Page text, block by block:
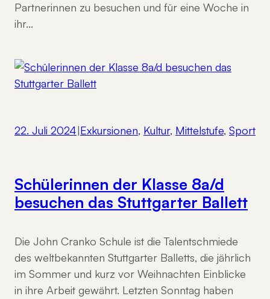
Partnerinnen zu besuchen und für eine Woche in
ihr…
22. Juli 2024|Exkursionen, Kultur, Mittelstufe, Sport
Schülerinnen der Klasse 8a/d
besuchen das Stuttgarter Ballett
Die John Cranko Schule ist die Talentschmiede
des weltbekannten Stuttgarter Balletts, die jährlich
im Sommer und kurz vor Weihnachten Einblicke
in ihre Arbeit gewährt. Letzten Sonntag haben